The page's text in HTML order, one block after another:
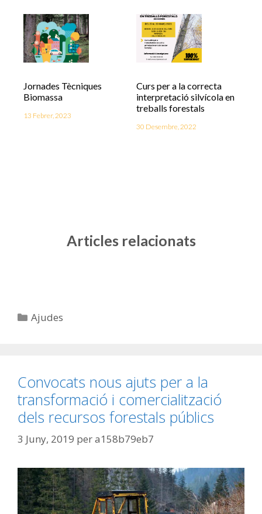
Jornades Tècniques
Biomassa
13 Febrer, 2023
Curs per a la correcta
interpretació silvícola en
treballs forestals
30 Desembre, 2022
Articles relacionats
Ajudes
Convocats nous ajuts per a la
transformació i comercialització
dels recursos forestals públics
3 Juny, 2019 pera158b79eb7